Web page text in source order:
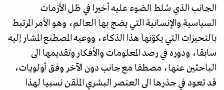
الجانب الذي سُلط الضوء عليه أخيرا في ظل الأزمات
السياسية والإنسانية التي يضج بها العالم، وهو الأمر المرتبط
بالتحيزات التي يكوّنها هذا الذكاء، ووعيه المصطنع المشار إليه
سابقا، ودوره في رصد المعلومات والأفكار وتقديمها الى
الباحثين عنها، مصطفا مع جانب دون الآخر وفق أولويات،
قد تعود في جذرها الى العنصر البشري الملقن نسبيا لهذا